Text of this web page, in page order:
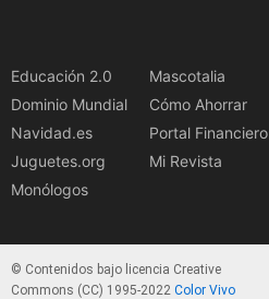
Educación 2.0
Dominio Mundial
Navidad.es
Juguetes.org
Monólogos
Mascotalia
Cómo Ahorrar
Portal Financiero
Mi Revista
© Contenidos bajo licencia Creative
Commons (CC) 1995-2022 Color Vivo